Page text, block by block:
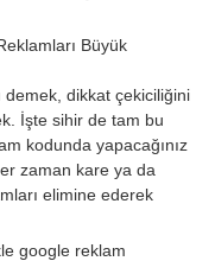
Büyük
demek, dikkat çekiciliğini
İşte sihir de tam bu
kodunda yapacağınız
zaman kare ya da
elimine ederek
google reklam